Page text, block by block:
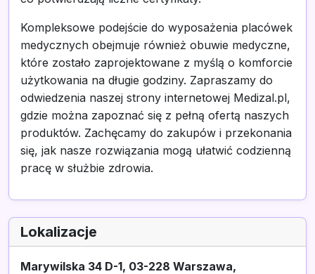
Kompleksowe podejście do wyposażenia placówek
medycznych obejmuje również obuwie medyczne,
które zostało zaprojektowane z myślą o komforcie
użytkowania na długie godziny. Zapraszamy do
odwiedzenia naszej strony internetowej Medizal.pl,
gdzie można zapoznać się z pełną ofertą naszych
produktów. Zachęcamy do zakupów i przekonania
się, jak nasze rozwiązania mogą ułatwić codzienną
pracę w służbie zdrowia.
Lokalizacje
Marywilska 34 D-1, 03-228 Warszawa,